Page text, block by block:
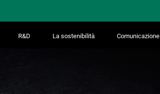
R&D La sostenibilità Comunicazione